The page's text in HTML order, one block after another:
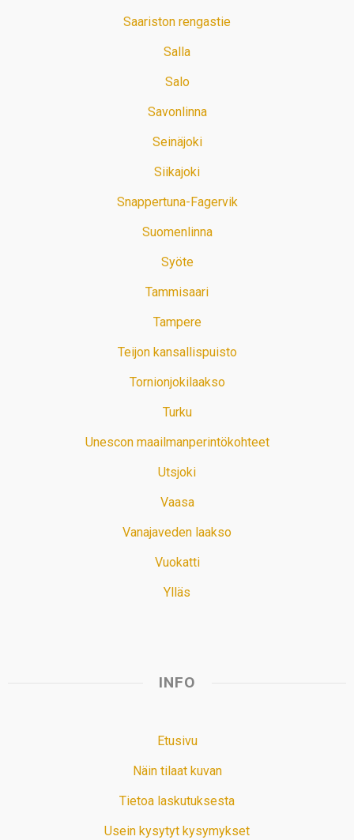
Saariston rengastie
Salla
Salo
Savonlinna
Seinäjoki
Siikajoki
Snappertuna-Fagervik
Suomenlinna
Syöte
Tammisaari
Tampere
Teijon kansallispuisto
Tornionjokilaakso
Turku
Unescon maailmanperintökohteet
Utsjoki
Vaasa
Vanajaveden laakso
Vuokatti
Ylläs
INFO
Etusivu
Näin tilaat kuvan
Tietoa laskutuksesta
Usein kysytyt kysymykset